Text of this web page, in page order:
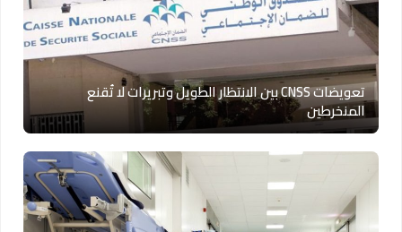
تعويضات CNSS بين الانتظار الطويل وتبريرات لا تُقنع
المنخرطين